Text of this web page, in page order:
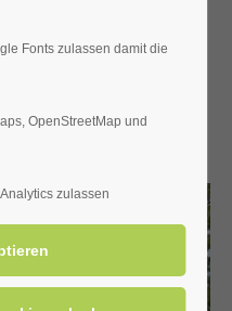
Fonts zulassen damit die
OpenStreetMap und
zulassen